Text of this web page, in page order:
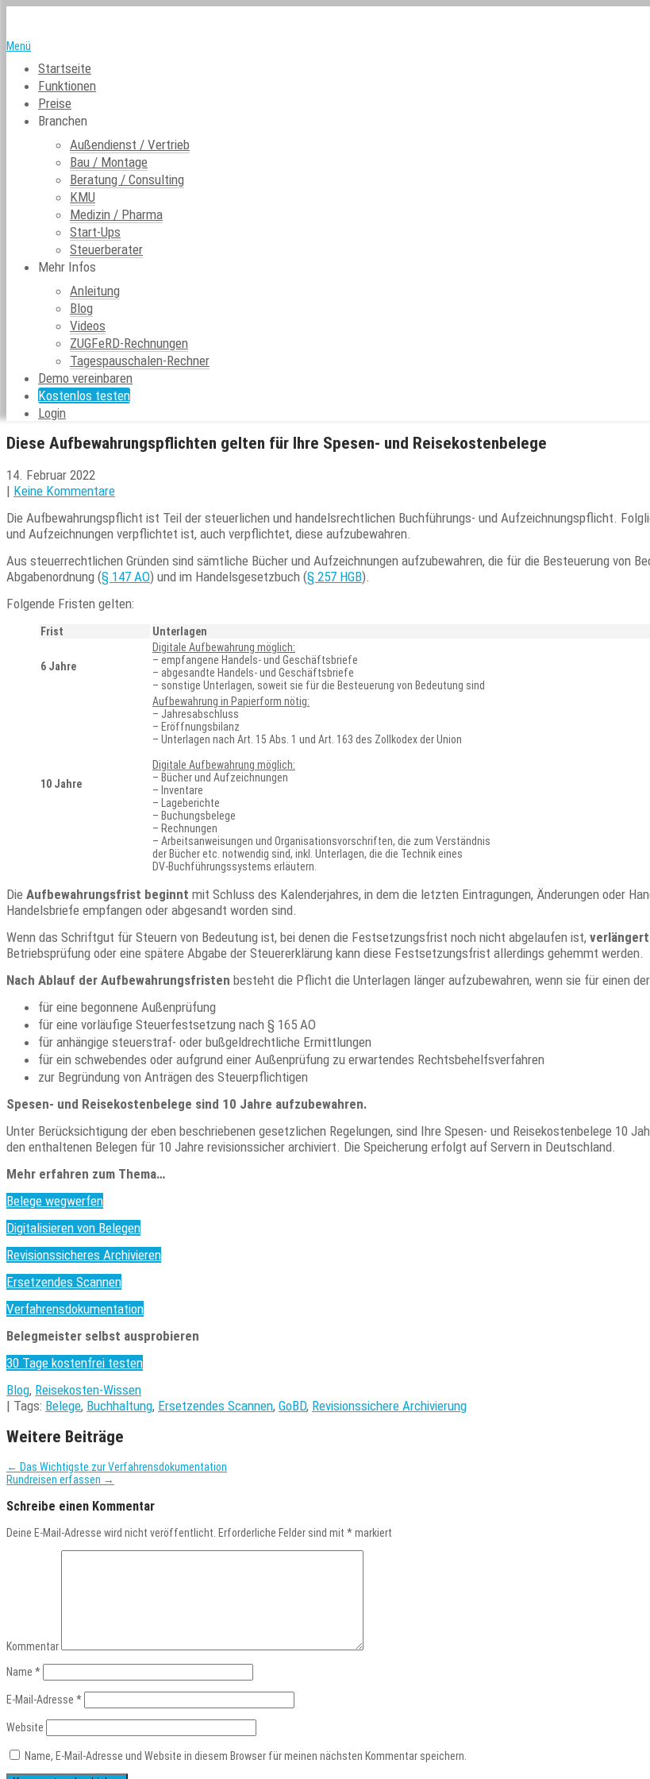
Menü
Startseite
Funktionen
Preise
Branchen
Außendienst / Vertrieb
Bau / Montage
Beratung / Consulting
KMU
Medizin / Pharma
Start-Ups
Steuerberater
Mehr Infos
Anleitung
Blog
Videos
ZUGFeRD-Rechnungen
Tagespauschalen-Rechner
Demo vereinbaren
Kostenlos testen
Login
Diese Aufbewahrungspflichten gelten für Ihre Spesen- und Reisekostenbelege
14. Februar 2022
| Keine Kommentare
Die Aufbewahrungspflicht ist Teil der steuerlichen und handelsrechtlichen Buchführungs- und Aufzeichnungspflicht.
und Aufzeichnungen verpflichtet ist, auch verpflichtet, diese aufzubewahren.
Aus steuerrechtlichen Gründen sind sämtliche Bücher und Aufzeichnungen aufzubewahren, die für die Besteuerung von
Abgabenordnung (§ 147 AO) und im Handelsgesetzbuch (§ 257 HGB).
Folgende Fristen gelten:
Frist Unterlagen
6 Jahre
Digitale Aufbewahrung möglich:
– empfangene Handels- und Geschäftsbriefe
– abgesandte Handels- und Geschäftsbriefe
– sonstige Unterlagen, soweit sie für die Besteuerung von Bedeutung sind
10 Jahre
Aufbewahrung in Papierform nötig:
– Jahresabschluss
– Eröffnungsbilanz
– Unterlagen nach Art. 15 Abs. 1 und Art. 163 des Zollkodex der Union
Digitale Aufbewahrung möglich:
– Bücher und Aufzeichnungen
– Inventare
– Lageberichte
– Buchungsbelege
– Rechnungen
– Arbeitsanweisungen und Organisationsvorschriften, die zum Verständnis
der Bücher etc. notwendig sind, inkl. Unterlagen, die die Technik eines
DV-Buchführungssystems erläutern.
Die Aufbewahrungsfrist beginnt mit Schluss des Kalenderjahres, in dem die letzten Eintragungen, Änderungen oder
Handelsbriefe empfangen oder abgesandt worden sind.
Wenn das Schriftgut für Steuern von Bedeutung ist, bei denen die Festsetzungsfrist noch nicht abgelaufen ist,
Betriebsprüfung oder eine spätere Abgabe der Steuererklärung kann diese Festsetzungsfrist allerdings gehemmt werden.
Nach Ablauf der Aufbewahrungsfristen besteht die Pflicht die Unterlagen länger aufzubewahren, wenn sie für einen
für eine begonnene Außenprüfung
für eine vorläufige Steuerfestsetzung nach § 165 AO
für anhängige steuerstraf- oder bußgeldrechtliche Ermittlungen
für ein schwebendes oder aufgrund einer Außenprüfung zu erwartendes Rechtsbehelfsverfahren
zur Begründung von Anträgen des Steuerpflichtigen
Spesen- und Reisekostenbelege sind 10 Jahre aufzubewahren.
Unter Berücksichtigung der eben beschriebenen gesetzlichen Regelungen, sind Ihre Spesen- und Reisekostenbelege 10
den enthaltenen Belegen für 10 Jahre revisionssicher archiviert. Die Speicherung erfolgt auf Servern in Deutschland.
Mehr erfahren zum Thema…
Belege wegwerfen
Digitalisieren von Belegen
Revisionssicheres Archivieren
Ersetzendes Scannen
Verfahrensdokumentation
Belegmeister selbst ausprobieren
30 Tage kostenfrei testen
Blog, Reisekosten-Wissen
| Tags: Belege, Buchhaltung, Ersetzendes Scannen, GoBD, Revisionssichere Archivierung
Weitere Beiträge
← Das Wichtigste zur Verfahrensdokumentation
Rundreisen erfassen →
Schreibe einen Kommentar
Deine E-Mail-Adresse wird nicht veröffentlicht. Erforderliche Felder sind mit *markiert
Kommentar
Name *
E-Mail-Adresse *
Website
Name, E-Mail-Adresse und Website in diesem Browser für meinen nächsten Kommentar speichern.